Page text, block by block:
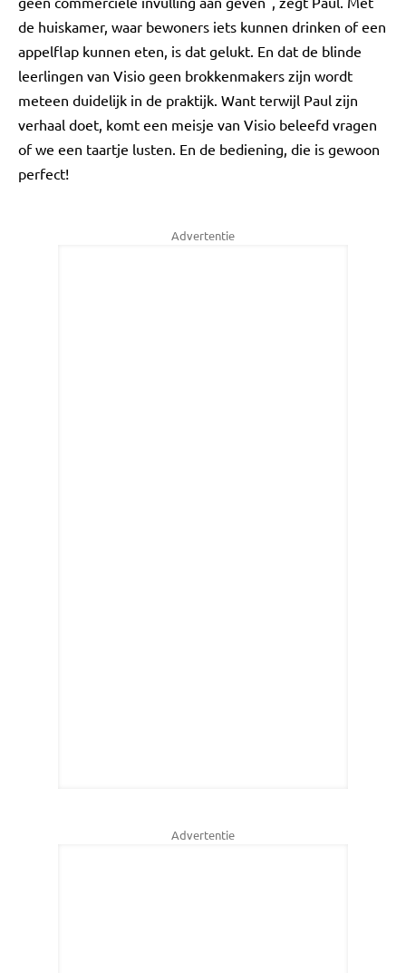
de huiskamer, waar bewoners iets kunnen drinken of een
appelflap kunnen eten, is dat gelukt. En dat de blinde
leerlingen van Visio geen brokkenmakers zijn wordt
meteen duidelijk in de praktijk. Want terwijl Paul zijn
verhaal doet, komt een meisje van Visio beleefd vragen
of we een taartje lusten. En de bediening, die is gewoon
perfect!
Advertentie
Advertentie